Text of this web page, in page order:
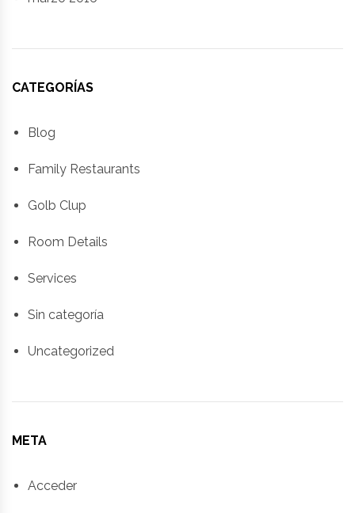
CATEGORÍAS
Blog
Family Restaurants
Golb Clup
Room Details
Services
Sin categoría
Uncategorized
META
Acceder